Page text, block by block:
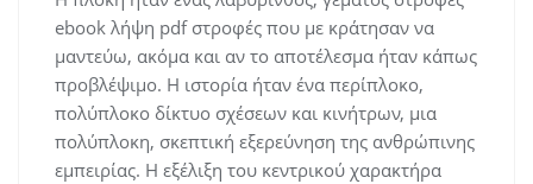
ebook λήψη pdf στροφές που με κράτησαν να
μαντεύω, ακόμα και αν το αποτέλεσμα ήταν κάπως
προβλέψιμο. Η ιστορία ήταν ένα περίπλοκο,
πολύπλοκο δίκτυο σχέσεων και κινήτρων, μια
πολύπλοκη, σκεπτική εξερεύνηση της ανθρώπινης
εμπειρίας. Η εξέλιξη του κεντρικού χαρακτήρα